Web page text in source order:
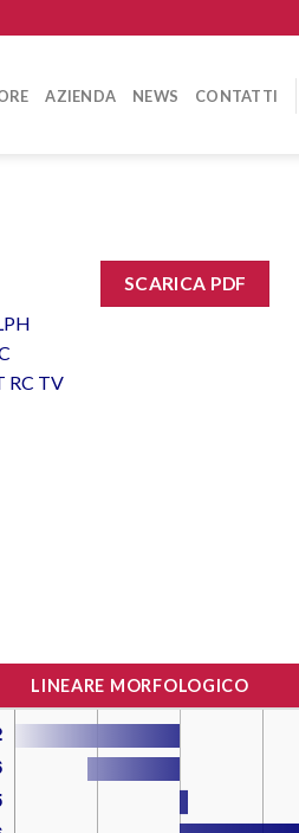
AZIENDA NEWS CONTATTI
RC TV
SCARICA PDF
LINEARE MORFOLOGICO